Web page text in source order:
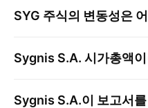
SYG 주식의 변동성은
Sygnis S.A. 시가총액
Sygnis S.A.이 보고서